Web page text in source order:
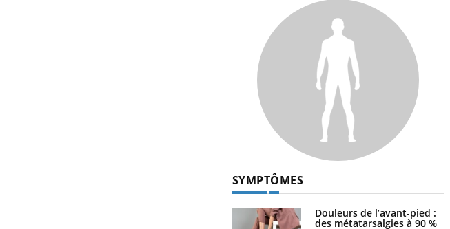
SYMPTÔMES
Douleurs de l’avant-pied :
des métatarsalgies à 90 %